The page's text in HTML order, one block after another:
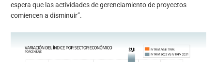
espera que las actividades de gerenciamiento de proyectos
comiencen a disminuir”.